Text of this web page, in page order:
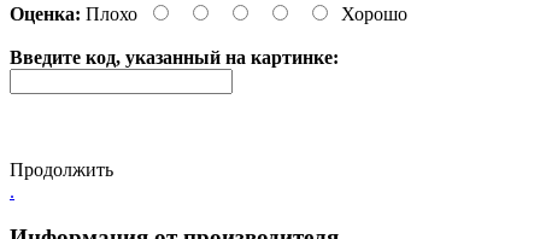
Оценка: Плохо Хорошо
Введите код, указанный на картинке:
Продолжить
.